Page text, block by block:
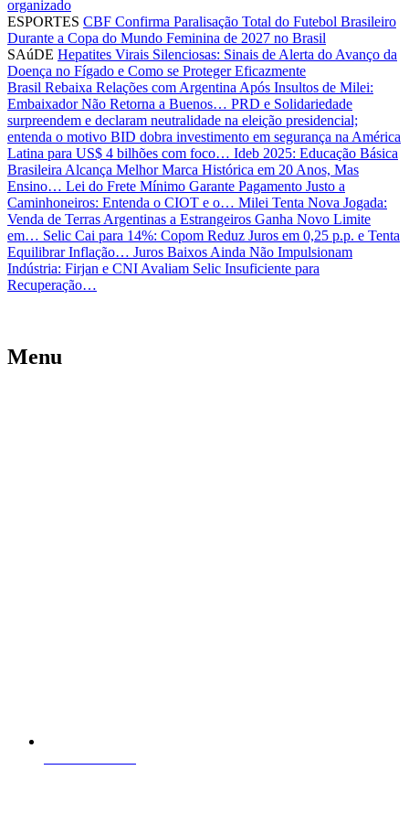
organizado
ESPORTES CBF Confirma Paralisação Total do Futebol Brasileiro
Durante a Copa do Mundo Feminina de 2027 no Brasil
SAúDE Hepatites Virais Silenciosas: Sinais de Alerta do Avanço da
Doença no Fígado e Como se Proteger Eficazmente
Brasil Rebaixa Relações com Argentina Após Insultos de Milei:
Embaixador Não Retorna a Buenos… PRD e Solidariedade
surpreendem e declaram neutralidade na eleição presidencial;
entenda o motivo BID dobra investimento em segurança na América
Latina para US$ 4 bilhões com foco… Ideb 2025: Educação Básica
Brasileira Alcança Melhor Marca Histórica em 20 Anos, Mas
Ensino… Lei do Frete Mínimo Garante Pagamento Justo a
Caminhoneiros: Entenda o CIOT e o… Milei Tenta Nova Jogada:
Venda de Terras Argentinas a Estrangeiros Ganha Novo Limite
em… Selic Cai para 14%: Copom Reduz Juros em 0,25 p.p. e Tenta
Equilibrar Inflação… Juros Baixos Ainda Não Impulsionam
Indústria: Firjan e CNI Avaliam Selic Insuficiente para
Recuperação…
Menu